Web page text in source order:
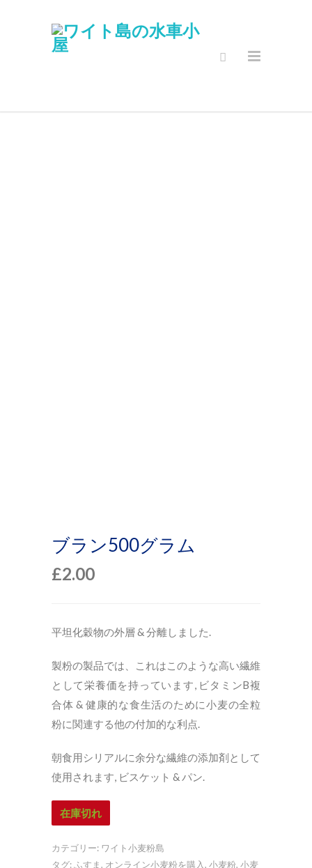
ブラン500グラム
£2.00
平坦化穀物の外層 & 分離しました.
製粉の製品では、これはこのような高い繊維
として栄養価を持っています, ビタミンB複
合体 & 健康的な食生活のために小麦の全粒
粉に関連する他の付加的な利点.
朝食用シリアルに余分な繊維の添加剤として
使用されます, ビスケット & パン.
在庫切れ
カテゴリー: ワイト小麦粉島
タグ:ふすま, オンライン小麦粉を購入, 小麦粉, 小麦